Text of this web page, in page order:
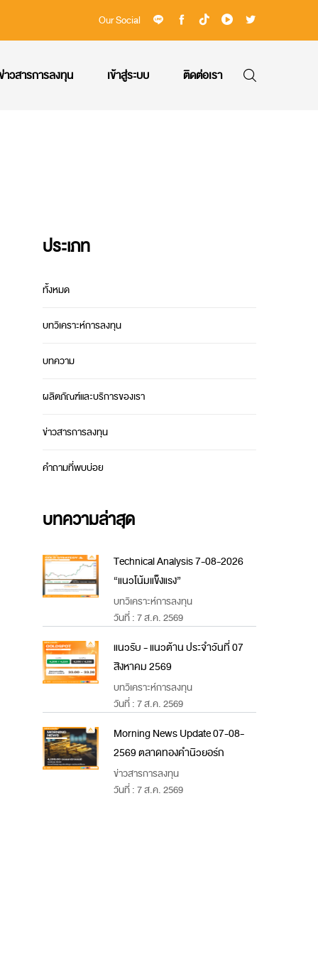
Our Social
าวสารการลงทุน เข้าสู่ระบบ ติดต่อเรา
ประเภท
ทั้งหมด
บทวิเคราะห์การลงทุน
บทความ
ผลิตภัณฑ์และบริการของเรา
ข่าวสารการลงทุน
คำถามที่พบบ่อย
บทความล่าสุด
Technical Analysis 7-08-2026
“แนวโน้มแข็งแรง”
บทวิเคราะห์การลงทุน
วันที่ : 7 ส.ค. 2569
แนวรับ - แนวต้าน ประจำวันที่ 07
สิงหาคม 2569
บทวิเคราะห์การลงทุน
วันที่ : 7 ส.ค. 2569
Morning News Update 07-08-
2569 ตลาดทองคำนิวยอร์ก
ข่าวสารการลงทุน
วันที่ : 7 ส.ค. 2569